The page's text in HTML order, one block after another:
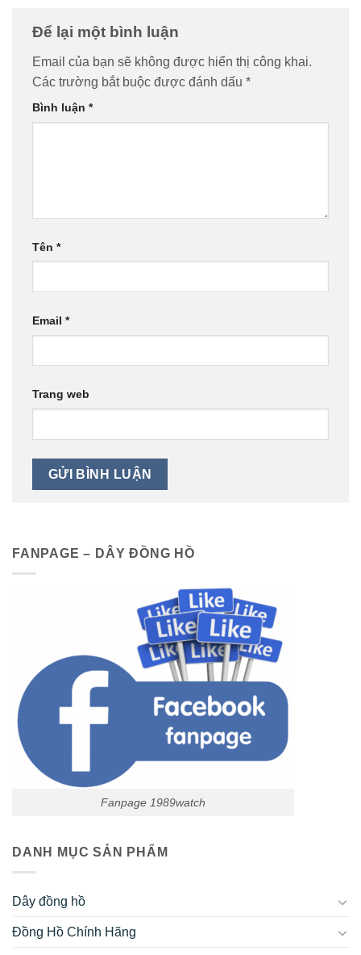
Để lại một bình luận
Email của bạn sẽ không được hiển thị công khai.
Các trường bắt buộc được đánh dấu *
Bình luận *
Tên *
Email *
Trang web
FANPAGE – DÂY ĐỒNG HỒ
Fanpage 1989watch
DANH MỤC SẢN PHẨM
Dây đồng hồ
Đồng Hồ Chính Hãng